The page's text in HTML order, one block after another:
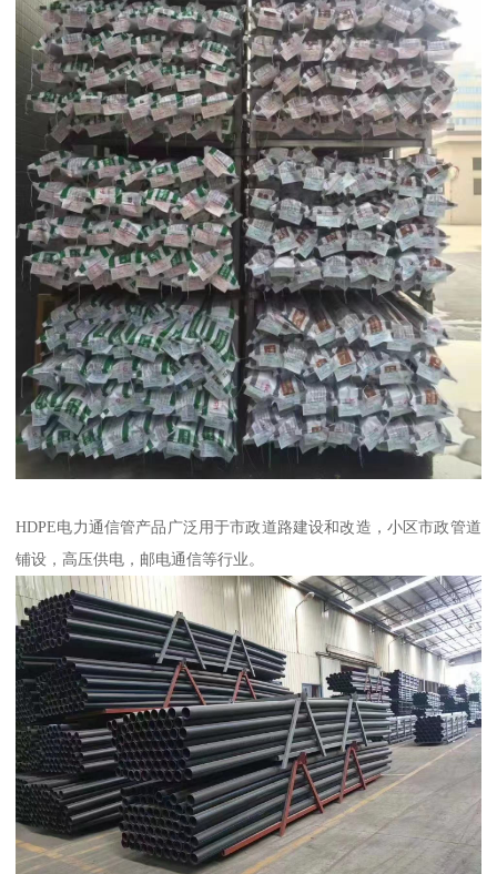
HDPE电力通信管产品广泛用于市政道路建设和改造，小区市政管道
铺设，高压供电，邮电通信等行业。